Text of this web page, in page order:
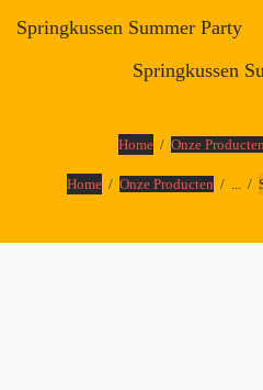
Springkussen Summer Party
Springkussen
Home Onze Producten
Home Onze Producten ...